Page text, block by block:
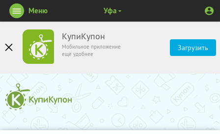
КупиКупон
Мобильное приложение
ещё удобнее
Загрузить
Меню Уфа